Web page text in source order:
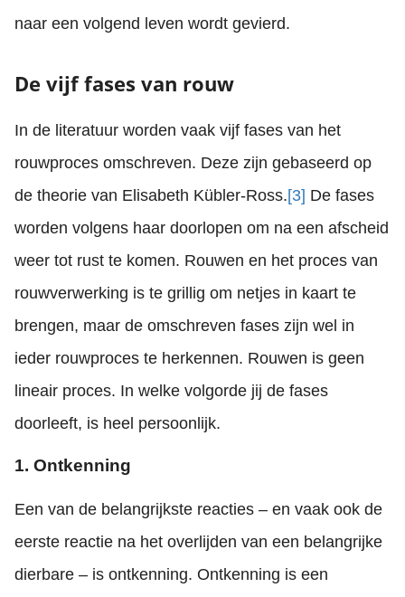
naar een volgend leven wordt gevierd.
De vijf fases van rouw
In de literatuur worden vaak vijf fases van het
rouwproces omschreven. Deze zijn gebaseerd op
de theorie van Elisabeth Kübler-Ross.[3] De fases
worden volgens haar doorlopen om na een afscheid
weer tot rust te komen. Rouwen en het proces van
rouwverwerking is te grillig om netjes in kaart te
brengen, maar de omschreven fases zijn wel in
ieder rouwproces te herkennen. Rouwen is geen
lineair proces. In welke volgorde jij de fases
doorleeft, is heel persoonlijk.
1. Ontkenning
Een van de belangrijkste reacties – en vaak ook de
eerste reactie na het overlijden van een belangrijke
dierbare – is ontkenning. Ontkenning is een